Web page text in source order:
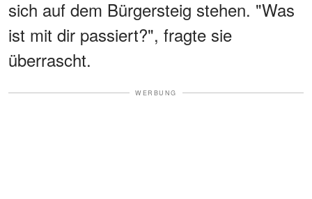
sich auf dem Bürgersteig stehen. "Was
ist mit dir passiert?", fragte sie
überrascht.
WERBUNG